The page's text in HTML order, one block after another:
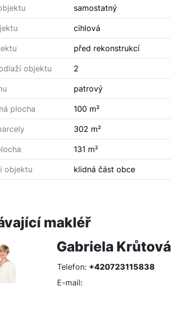
samostatný
cihlová
před rekonstrukcí
objektu 2
patrový
plocha 100 m²
302 m²
131 m²
objektu klidná část obce
makléř
Gabriela Krůtová
Telefon: +420723115838
E-mail: